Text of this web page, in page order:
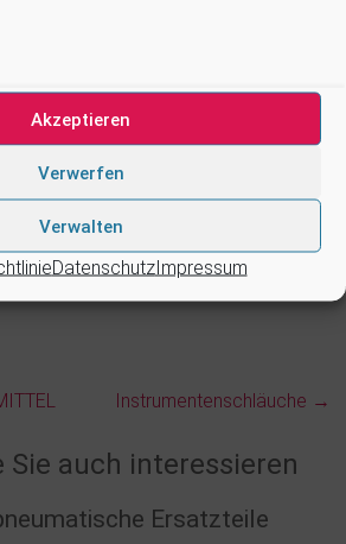
Akzeptieren
Verwerfen
Verwalten
DatenschutzImpressum
Zubehör
Instrumentenschläuche →
Sie auch interessieren
Ersatzteile